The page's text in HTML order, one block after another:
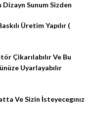
Dizayn Sunum Sizden
Üretim Yapılır (
Çikarılabılır Ve Bu
Uyarlayabılır
Ve Sizin İsteyecegınız